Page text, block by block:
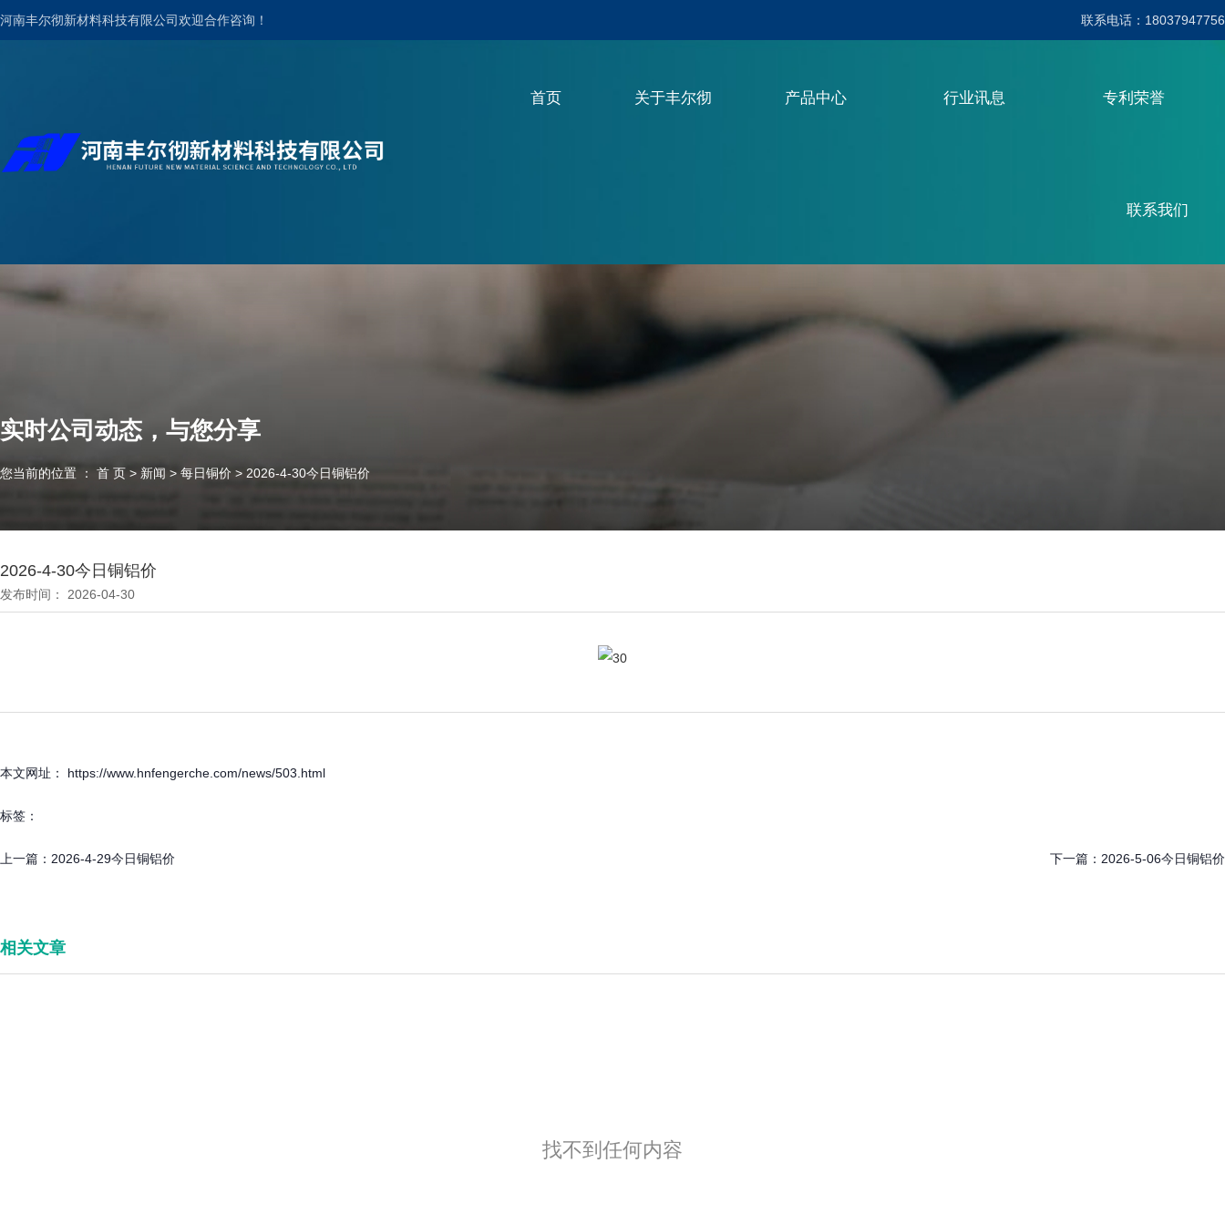
河南丰尔彻新材料科技有限公司欢迎合作咨询！ 联系电话：18037947756
首页 关于丰尔彻 产品中心 行业讯息 专利荣誉
联系我们
实时公司动态，与您分享
您当前的位置 ： 首 页 > 新闻 > 每日铜价 > 2026-4-30今日铜铝价
2026-4-30今日铜铝价
发布时间： 2026-04-30
本文网址： https://www.hnfengerche.com/news/503.html
标签：
上一篇： 2026-4-29今日铜铝价 下一篇： 2026-5-06今日铜铝价
相关文章
找不到任何内容